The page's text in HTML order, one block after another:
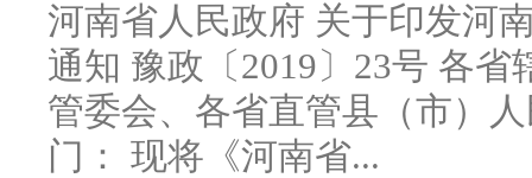
河南省人民政府 关于印发河
通知 豫政〔2019〕23号 各
管委会、各省直管县（市）
门： 现将《河南省...